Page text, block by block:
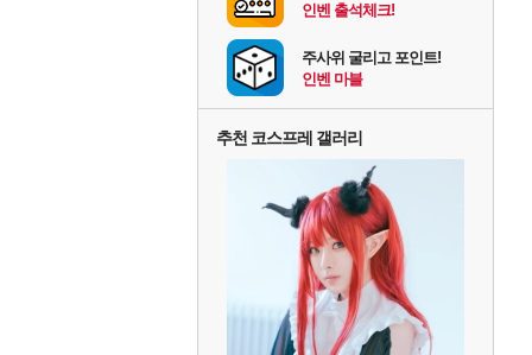
인벤 출석체크!
주사위 굴리고 포인트!
인벤 마블
추천 코스프레 갤러리